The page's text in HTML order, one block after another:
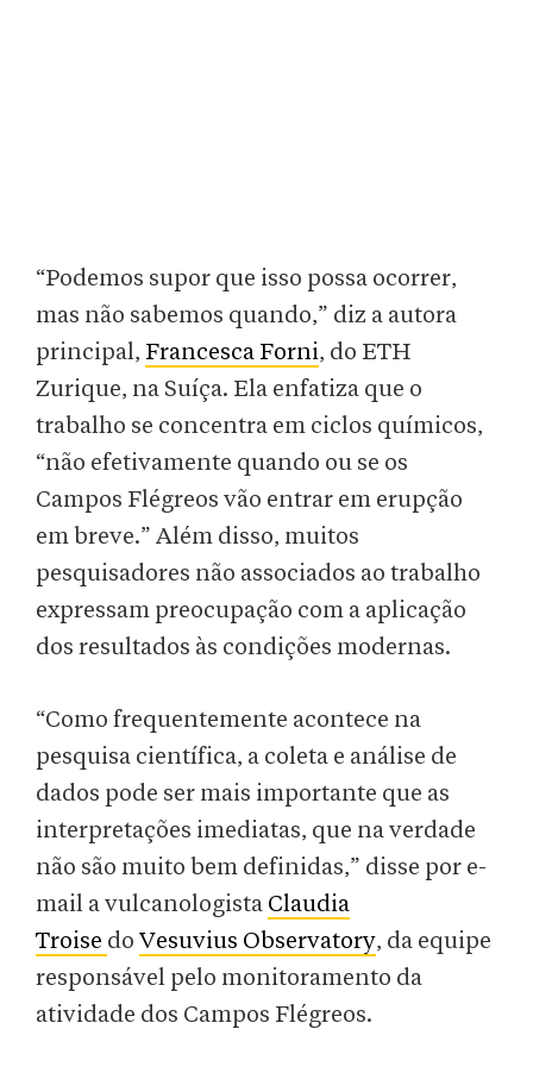
“Podemos supor que isso possa ocorrer,
mas não sabemos quando,” diz a autora
principal, Francesca Forni, do ETH
Zurique, na Suíça. Ela enfatiza que o
trabalho se concentra em ciclos químicos,
“não efetivamente quando ou se os
Campos Flégreos vão entrar em erupção
em breve.” Além disso, muitos
pesquisadores não associados ao trabalho
expressam preocupação com a aplicação
dos resultados às condições modernas.
“Como frequentemente acontece na
pesquisa científica, a coleta e análise de
dados pode ser mais importante que as
interpretações imediatas, que na verdade
não são muito bem definidas,” disse por e-
mail a vulcanologista Claudia
Troise do Vesuvius Observatory, da equipe
responsável pelo monitoramento da
atividade dos Campos Flégreos.